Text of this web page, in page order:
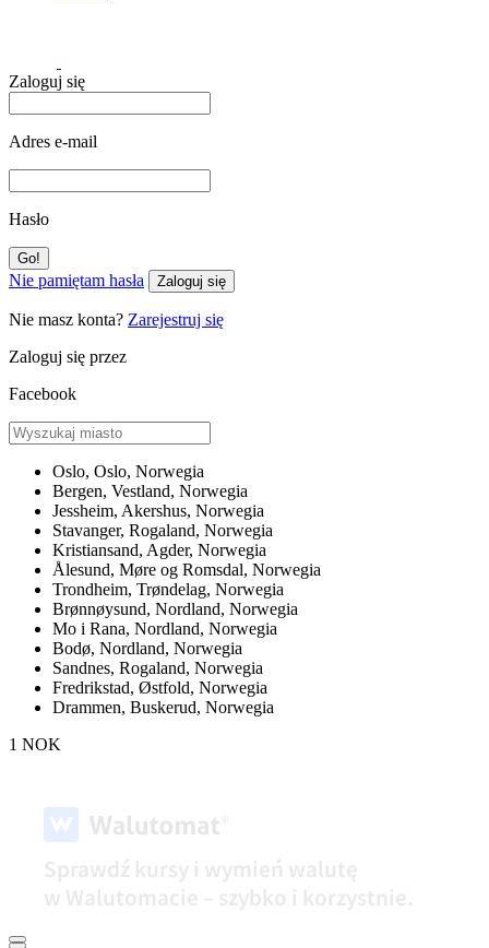
Zaloguj się
Adres e-mail
Hasło
Nie pamiętam hasła Zaloguj się
Nie masz konta? Zarejestruj się
Zaloguj się przez
Facebook
Oslo, Oslo, Norwegia
Bergen, Vestland, Norwegia
Jessheim, Akershus, Norwegia
Stavanger, Rogaland, Norwegia
Kristiansand, Agder, Norwegia
Ålesund, Møre og Romsdal, Norwegia
Trondheim, Trøndelag, Norwegia
Brønnøysund, Nordland, Norwegia
Mo i Rana, Nordland, Norwegia
Bodø, Nordland, Norwegia
Sandnes, Rogaland, Norwegia
Fredrikstad, Østfold, Norwegia
Drammen, Buskerud, Norwegia
1 NOK